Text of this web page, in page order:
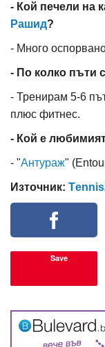
- Кой печели на
Рашид?
- Много
- По колко пъти
- Тренирам 5-6
плюс фитнес.
- Кой е
- "Антураж"
Източник:
Save